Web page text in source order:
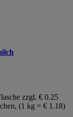
zzgl. € 0.25
(1 kg = € 1.18)